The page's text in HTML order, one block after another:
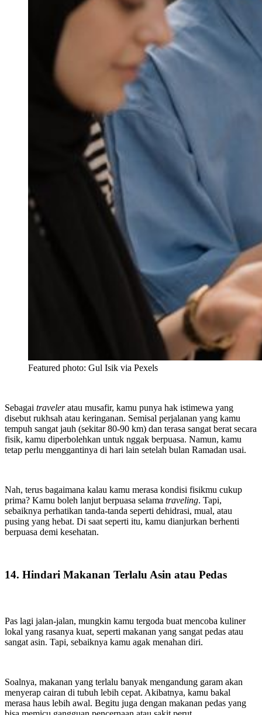
Featured photo: Gul Isik via Pexels
Sebagai traveleratau musafir, kamu punya hak istimewa yang
disebut rukhsah atau keringanan. Semisal perjalanan yang kamu
tempuh sangat jauh (sekitar 80-90 km) dan terasa sangat berat secara
fisik, kamu diperbolehkan untuk nggak berpuasa. Namun, kamu
tetap perlu menggantinya di hari lain setelah bulan Ramadan usai.
Nah, terus bagaimana kalau kamu merasa kondisi fisikmu cukup
prima? Kamu boleh lanjut berpuasa selama traveling. Tapi,
sebaiknya perhatikan tanda-tanda seperti dehidrasi, mual, atau
pusing yang hebat. Di saat seperti itu, kamu dianjurkan berhenti
berpuasa demi kesehatan.
14. Hindari Makanan Terlalu Asin atau Pedas
Pas lagi jalan-jalan, mungkin kamu tergoda buat mencoba kuliner
lokal yang rasanya kuat, seperti makanan yang sangat pedas atau
sangat asin. Tapi, sebaiknya kamu agak menahan diri.
Soalnya, makanan yang terlalu banyak mengandung garam akan
menyerap cairan di tubuh lebih cepat. Akibatnya, kamu bakal
merasa haus lebih awal. Begitu juga dengan makanan pedas yang